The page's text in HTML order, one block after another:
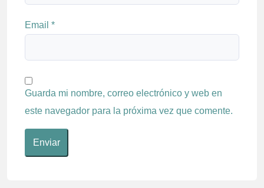
Email *
Guarda mi nombre, correo electrónico y web en
este navegador para la próxima vez que comente.